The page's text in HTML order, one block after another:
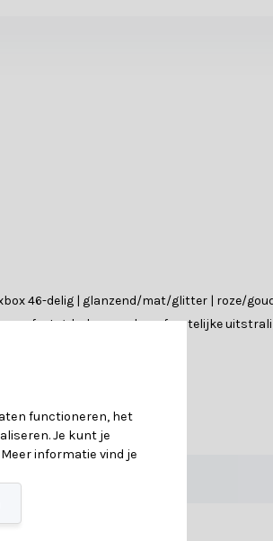
46-delig | glanzend/mat/glitter | roze/
perfect gebalanceerde en feestelijke
en duurzaamheid. De set bevat:
functioneren, het
Je kunt je
informatie vind je